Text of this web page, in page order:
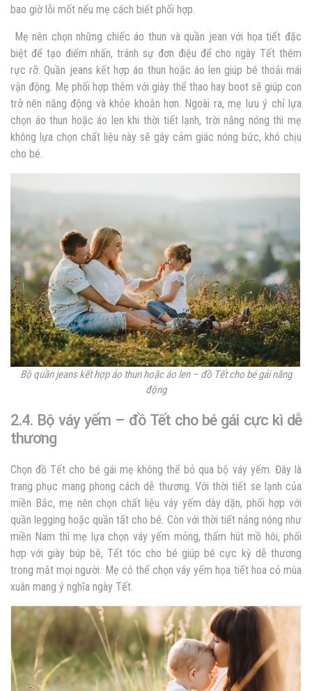
bao giờ lỗi mốt nếu mẹ cách biết phối hợp.
Mẹ nên chọn những chiếc áo thun và quần jean với họa tiết đặc
biệt để tạo điểm nhấn, tránh sự đơn điệu để cho ngày Tết thêm
rực rỡ.Quần jeans kết hợp áo thun hoặc áo len giúp bé thoải mái
vận động. Mẹ phối hợp thêm với giày thể thao hay boot sẽ giúp con
trở nên năng động và khỏe khoắn hơn. Ngoài ra, mẹ lưu ý chỉ lựa
chọn áo thun hoặc áo len khi thời tiết lạnh, trời nắng nóng thì mẹ
không lựa chọn chất liệu này sẽ gây cảm giác nóng bức, khó chịu
cho bé.
Bộ quần jeans kết hợp áo thun hoặc áo len – đồ Tết cho bé gái năng
động
2.4. Bộ váy yếm – đồ Tết cho bé gái cực kì dễ
thương
Chọn đồ Tết cho bé gái mẹ không thể bỏ qua bộ váy yếm. Đây là
trang phục mang phong cách dễ thương. Với thời tiết se lạnh của
miền Bắc, mẹ nên chọn chất liệu váy yếm dày dặn, phối hợp với
quần legging hoặc quần tất cho bé. Còn với thời tiết nắng nóng như
miền Nam thì mẹ lựa chọn váy yếm mỏng, thấm hút mồ hôi, phối
hợp với giày búp bê, Tết tóc cho bé giúp bé cực kỳ dễ thương
trong mắt mọi người. Mẹ có thể chọn váy yếm họa tiết hoa cỏ mùa
xuân mang ý nghĩa ngày Tết.